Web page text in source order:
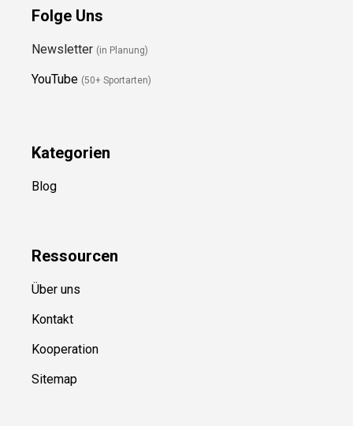
Folge Uns
Newsletter (in Planung)
YouTube (50+ Sportarten)
Kategorien
Blog
Ressourcen
Über uns
Kontakt
Kooperation
Sitemap